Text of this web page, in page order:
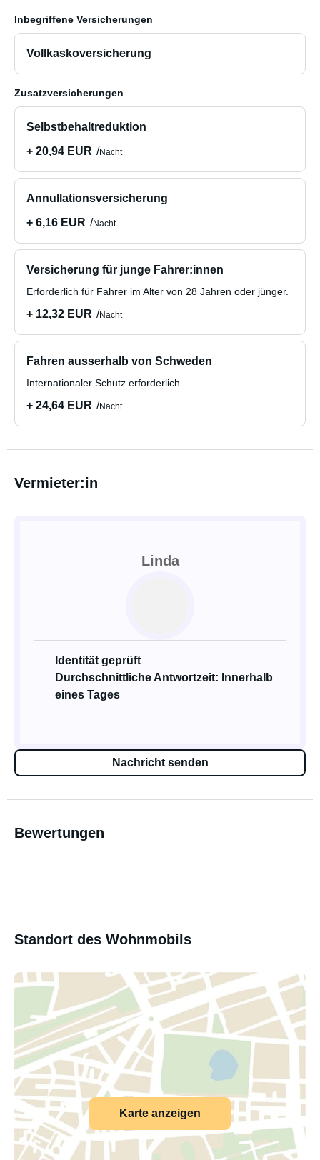
Inbegriffene Versicherungen
Vollkaskoversicherung
Zusatzversicherungen
Selbstbehaltreduktion
+ 20,94 EUR
Nacht
Annullationsversicherung
+ 6,16 EUR
Nacht
Versicherung für junge Fahrer:innen
Erforderlich für Fahrer im Alter von 28 Jahren oder jünger.
+ 12,32 EUR Nacht
Fahren ausserhalb von Schweden
Internationaler Schutz erforderlich.
+ 24,64 EUR Nacht
Vermieter:in
Linda
Identität geprüft
Durchschnittliche Antwortzeit: Innerhalb
eines Tages
Nachricht senden
Bewertungen
Standort des Wohnmobils
Karte anzeigen